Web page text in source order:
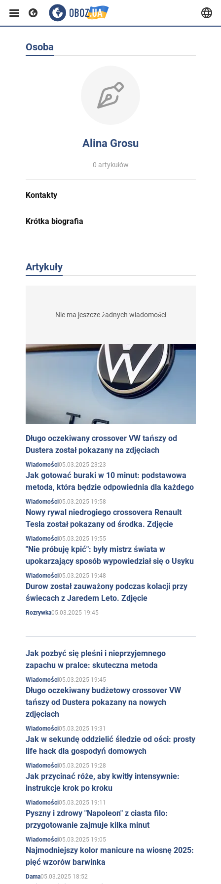
Osoba
Alina Grosu
0 artykułów
Kontakty
Krótka biografia
Artykuły
Nie ma jeszcze żadnych wiadomości
Długo oczekiwany crossover VW tańszy od
Dustera został pokazany na zdjęciach
Wiadomości05.03.2025 23:23
Jak gotować buraki w 10 minut: podstawowa
metoda, która będzie odpowiednia dla każdego
Wiadomości05.03.2025 19:58
Nowy rywal niedrogiego crossovera Renault
Tesla został pokazany od środka. Zdjęcie
Wiadomości05.03.2025 19:55
"Nie próbuję kpić": były mistrz świata w
upokarzający sposób wypowiedział się o Usyku
Wiadomości05.03.2025 19:48
Durow został zauważony podczas kolacji przy
świecach z Jaredem Leto. Zdjęcie
Rozrywka05.03.2025 19:45
Jak pozbyć się pleśni i nieprzyjemnego
zapachu w pralce: skuteczna metoda
Wiadomości05.03.2025 19:45
Długo oczekiwany budżetowy crossover VW
tańszy od Dustera pokazany na nowych
zdjęciach
Wiadomości05.03.2025 19:31
Jak w sekundę oddzielić śledzie od ości: prosty
life hack dla gospodyń domowych
Wiadomości05.03.2025 19:28
Jak przycinać róże, aby kwitły intensywnie:
instrukcje krok po kroku
Wiadomości05.03.2025 19:11
Pyszny i zdrowy "Napoleon" z ciasta filo:
przygotowanie zajmuje kilka minut
Wiadomości05.03.2025 19:05
Najmodniejszy kolor manicure na wiosnę 2025:
pięć wzorów barwinka
Dama05.03.2025 18:52